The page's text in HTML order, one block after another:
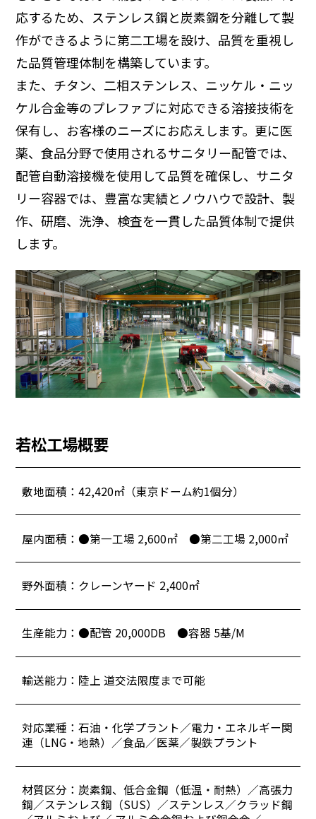
応するため、ステンレス鋼と炭素鋼を分離して製
作ができるように第二工場を設け、品質を重視し
た品質管理体制を構築しています。
また、チタン、二相ステンレス、ニッケル・ニッ
ケル合金等のプレファブに対応できる溶接技術を
保有し、お客様のニーズにお応えします。更に医
薬、食品分野で使用されるサニタリー配管では、
配管自動溶接機を使用して品質を確保し、サニタ
リー容器では、豊富な実績とノウハウで設計、製
作、研磨、洗浄、検査を一貫した品質体制で提供
します。
若松工場概要
敷地面積：42,420㎡（東京ドーム約1個分）
屋内面積：●第一工場 2,600㎡ ●第二工場 2,000㎡
野外面積：クレーンヤード 2,400㎡
生産能力：●配管 20,000DB ●容器 5基/M
輸送能力：陸上 道交法限度まで可能
対応業種：石油・化学プラント／電力・エネルギー関
連（LNG・地熱）／食品／医薬／製鉄プラント
材質区分：炭素鋼、低合金鋼（低温・耐熱）／高張力
鋼／ステンレス鋼（SUS）／ステンレス／クラッド鋼